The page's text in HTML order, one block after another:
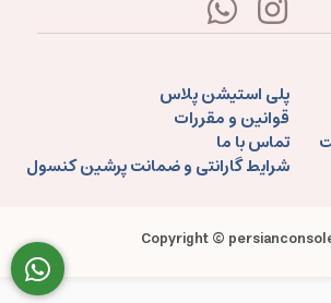
پلی استیشن پلاس
قوانین و مقررات
تماس با ما
شرایط گارانتی و ضمانت پرشین کنسول
Copyright ©